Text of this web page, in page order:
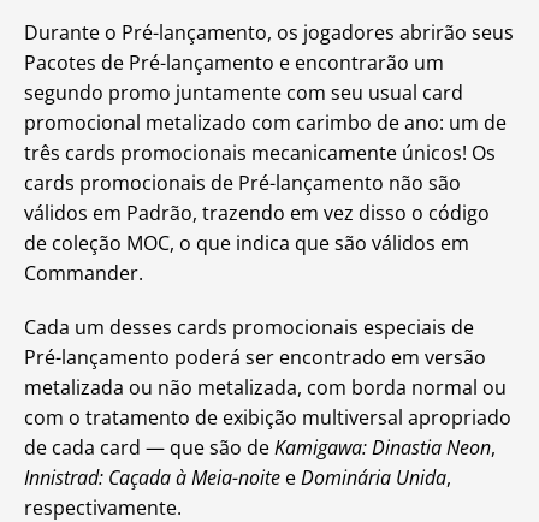
Durante o Pré-lançamento, os jogadores abrirão seus
Pacotes de Pré-lançamento e encontrarão um
segundo promo juntamente com seu usual card
promocional metalizado com carimbo de ano: um de
três cards promocionais mecanicamente únicos! Os
cards promocionais de Pré-lançamento não são
válidos em Padrão, trazendo em vez disso o código
de coleção MOC, o que indica que são válidos em
Commander.
Cada um desses cards promocionais especiais de
Pré-lançamento poderá ser encontrado em versão
metalizada ou não metalizada, com borda normal ou
com o tratamento de exibição multiversal apropriado
de cada card — que são deKamigawa: Dinastia Neon,
Innistrad: Caçada à Meia-noite eDominária Unida,
respectivamente.